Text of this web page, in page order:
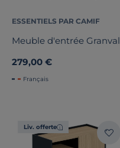
ESSENTIELS PAR CAMIF
Meuble d'entrée Granval
279,00 €
Français
Liv. offerte
Stock
Pays de fabrication